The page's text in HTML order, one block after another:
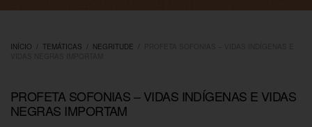
INÍCIO TEMÁTICAS NEGRITUDE
PROFETA SOFONIAS – VIDAS INDÍGENAS E VIDAS
NEGRAS IMPORTAM